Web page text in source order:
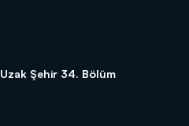
Uzak Şehir 34. Bölüm